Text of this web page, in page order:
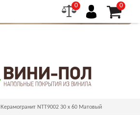
0 0
Керамогранит NTT9002 30 x 60 Матовый